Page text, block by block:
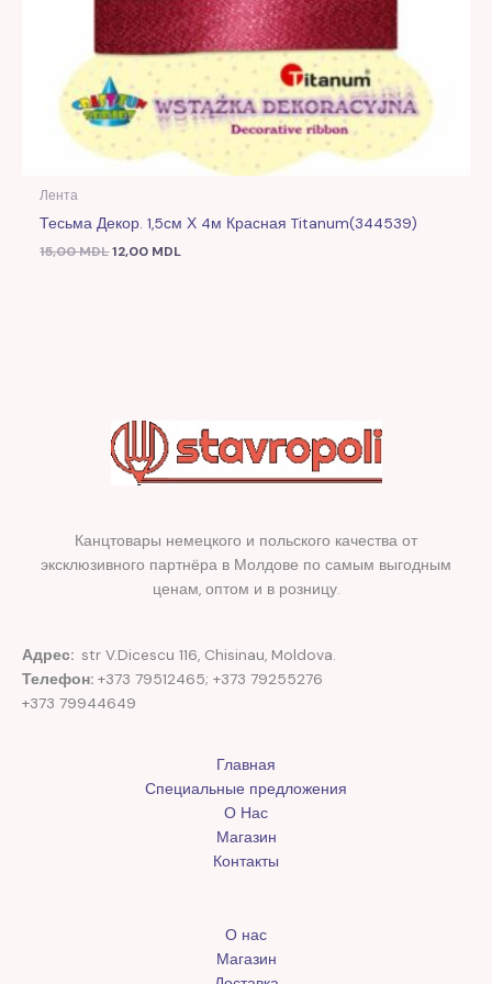
Лента
Тесьма Декор. 1,5см Х 4м Красная Titanum(344539)
15,00MDL12,00 MDL
Канцтовары немецкого и польского качества от
эксклюзивного партнёра в Молдове по самым выгодным
ценам, оптом и в розницу.
Адрес: str V.Dicescu 116, Chisinau, Moldova.
Телефон: +373 79512465; +373 79255276
+373 79944649
Главная
Специальные предложения
О Нас
Магазин
Контакты
О нас
Магазин